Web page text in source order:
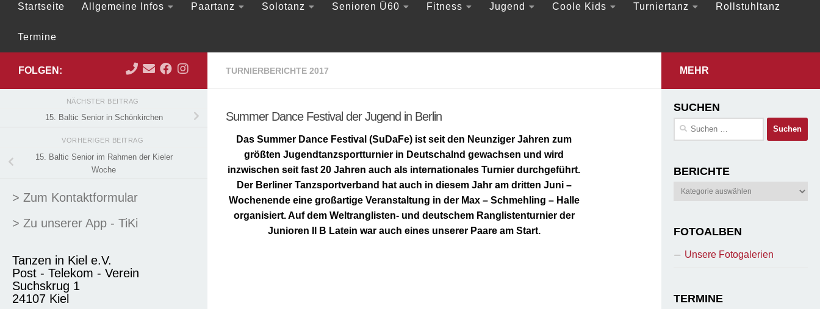
Startseite Allgemeine Infos Paartanz Solotanz Senioren Ü60 Fitness Jugend Coole Kids Turniertanz Rollstuhltanz
Termine
TURNIERBERICHTE 2017
Summer Dance Festival der Jugend in Berlin
Das Summer Dance Festival (SuDaFe) ist seit den Neunziger Jahren zum
größten Jugendtanzsportturnier in Deutschalnd gewachsen und wird
inzwischen seit fast 20 Jahren auch als internationales Turnier durchgeführt.
Der Berliner Tanzsportverband hat auch in diesem Jahr am dritten Juni –
Wochenende eine großartige Veranstaltung in der Max – Schmehling – Halle
organisiert. Auf dem Weltranglisten- und deutschem Ranglistenturnier der
Junioren II B Latein war auch eines unserer Paare am Start.
FOLGEN:
NÄCHSTER BEITRAG
15. Baltic Senior in Schönkirchen
VORHERIGER BEITRAG
15. Baltic Senior im Rahmen der Kieler
Woche
> Zum Kontaktformular
> Zu unserer App - TiKi
Tanzen in Kiel e.V.
Post - Telekom - Verein
Suchskrug 1
24107 Kiel
MEHR
SUCHEN
Suchen
BERICHTE
Berichte
FOTOALBEN
Unsere Fotogalerien
TERMINE